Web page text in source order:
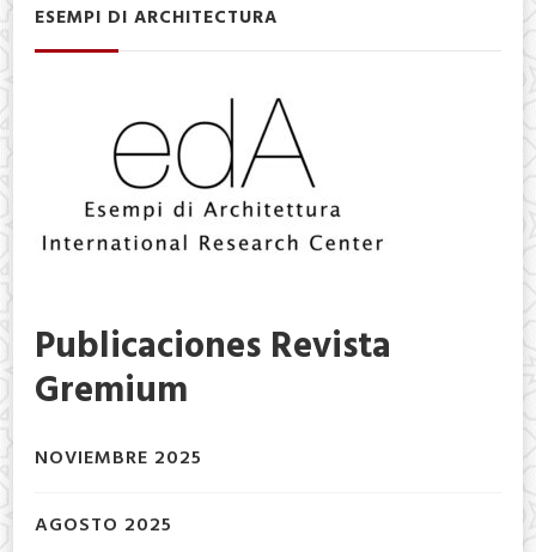
ESEMPI DI ARCHITECTURA
Publicaciones Revista
Gremium
NOVIEMBRE 2025
AGOSTO 2025